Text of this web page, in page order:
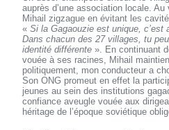
auprès d’une association locale.
Mihail zigzague en évitant les
«Si la Gagaouzie est unique,
Dans chacun des 27 villages, tu
identité différente ». En continuant
vouée à ses racines, Mihail
politiquement, mon conducteur a
Son ONG promeut en effet la
jeunes au sein des institutions
confiance aveugle vouée aux
héritage de l’époque soviétique